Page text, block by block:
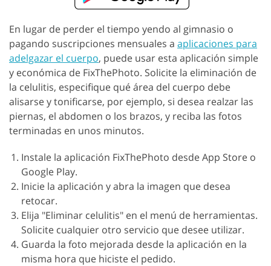
En lugar de perder el tiempo yendo al gimnasio o
pagando suscripciones mensuales a aplicaciones para
adelgazar el cuerpo, puede usar esta aplicación simple
y económica de FixThePhoto. Solicite la eliminación de
la celulitis, especifique qué área del cuerpo debe
alisarse y tonificarse, por ejemplo, si desea realzar las
piernas, el abdomen o los brazos, y reciba las fotos
terminadas en unos minutos.
Instale la aplicación FixThePhoto desde App Store o
Google Play.
Inicie la aplicación y abra la imagen que desea
retocar.
Elija "Eliminar celulitis" en el menú de herramientas.
Solicite cualquier otro servicio que desee utilizar.
Guarda la foto mejorada desde la aplicación en la
misma hora que hiciste el pedido.